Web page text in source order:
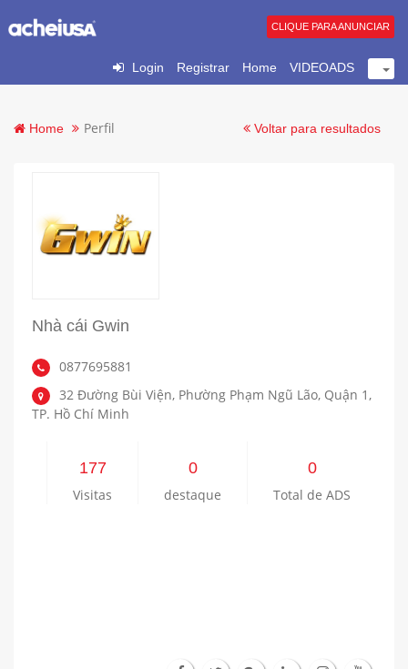
Login Registrar Home VIDEOADS
CLIQUE PARA ANUNCIAR
Home Perfil Voltar para resultados
Nhà cái Gwin
0877695881
32 Đường Bùi Viện, Phường Phạm Ngũ Lão, Quận 1,
TP. Hồ Chí Minh
177
Visitas
0
destaque
0
Total de ADS